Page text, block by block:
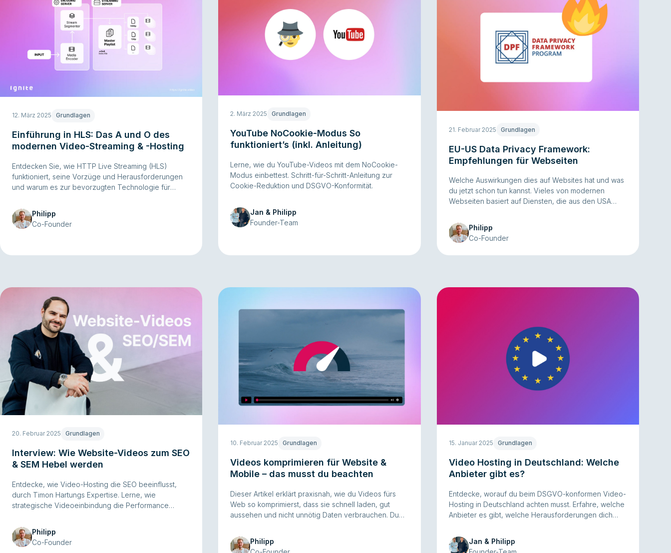
12. März 2025 Grundlagen
Einführung in HLS: Das A und O des
modernen Video-Streaming & -Hosting
Entdecken Sie, wie HTTP Live Streaming (HLS)
funktioniert, seine Vorzüge und Herausforderungen
und warum es zur bevorzugten Technologie für
Philipp
Co-Founder
2. März 2025 Grundlagen
YouTube NoCookie-Modus So
funktioniert’s (inkl. Anleitung)
Lerne, wie du YouTube-Videos mit dem NoCookie-
Modus einbettest. Schritt-für-Schritt-Anleitung zur
Cookie-Reduktion und DSGVO-Konformität.
Jan & Philipp
Founder-Team
21. Februar 2025 Grundlagen
EU-US Data Privacy Framework:
Empfehlungen für Webseiten
Welche Auswirkungen dies auf Websites hat und was
du jetzt schon tun kannst. Vieles von modernen
Webseiten basiert auf Diensten, die aus den USA
rechtliche Grundlage.
Philipp
Co-Founder
20. Februar 2025 Grundlagen
Interview: Wie Website-Videos zum SEO
& SEM Hebel werden
Entdecke, wie Video-Hosting die SEO beeinflusst,
durch Timon Hartungs Expertise. Lerne, wie
strategische Videoeinbindung die Performance
Philipp
Co-Founder
10. Februar 2025 Grundlagen
Videos komprimieren für Website &
Mobile – das musst du beachten
Dieser Artikel erklärt praxisnah, wie du Videos fürs
Web so komprimierst, dass sie schnell laden, gut
aussehen und nicht unnötig Daten verbrauchen. Du
ankommt, welche Arbeitsabläufe sich eignen – und
wie du typische Fehler vermeidest.
Philipp
15. Januar 2025 Grundlagen
Video Hosting in Deutschland: Welche
Anbieter gibt es?
Entdecke, worauf du beim DSGVO-konformen Video-
Hosting in Deutschland achten musst. Erfahre, welche
Anbieter es gibt, welche Herausforderungen dich
Website findest. Jetzt mehr über Datenschutz,
Performance und barrierefreie Videoplayer erfahren!
Jan & Philipp